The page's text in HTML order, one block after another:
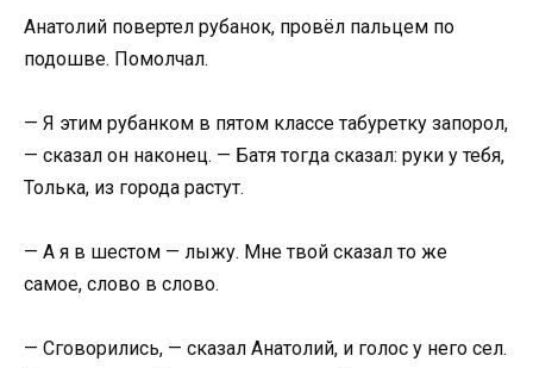
Анатолий повертел рубанок, провёл пальцем по
подошве. Помолчал.
— Я этим рубанком в пятом классе табуретку запорол,
— сказал он наконец. — Батя тогда сказал: руки у тебя,
Толька, из города растут.
— А я в шестом — лыжу. Мне твой сказал то же
самое, слово в слово.
— Сговорились, — сказал Анатолий, и голос у него сел.